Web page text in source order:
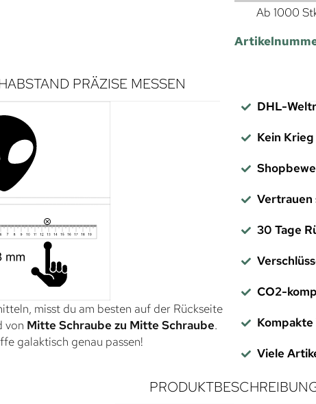
Ab 1000
PRÄZISE MESSEN
misst du am besten auf der Rückseite
von Mitte Schraube zu Mitte Schraube.
galaktisch genau passen!
DHL-
Kein
30 Tage
CO2-
Viele